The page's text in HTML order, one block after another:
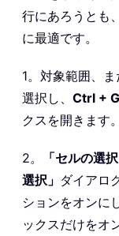
行にあろうとも
に最適です。
1。対象範囲、
選択し、 Ctrl + G
クスを開きます。
2。 「セルの選択
選択」 ダイアロ
ションをオンに
ックスだけをオ